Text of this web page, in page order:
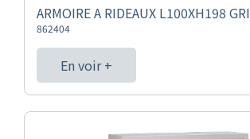
ARMOIRE A RIDEAUX L100XH198
862404
En voir +